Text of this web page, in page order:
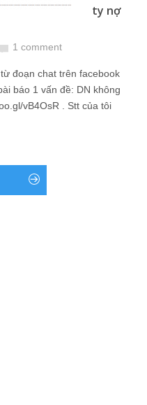
ty nợ
1 comment
đoạn chat trên facebook
báo 1 vấn đề: DN không
vB4OsR . Stt của tôi